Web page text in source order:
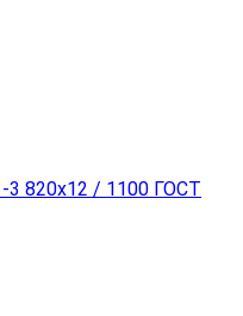
820x12 / 1100 ГОСТ